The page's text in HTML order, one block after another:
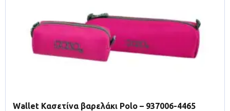
Wallet Κασετίνα βαρελάκι Polo – 937006-4465